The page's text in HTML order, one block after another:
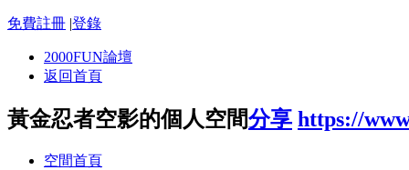
免費註冊 |登錄
2000FUN論壇
返回首頁
黃金忍者空影的個人空間分享 https://
空間首頁